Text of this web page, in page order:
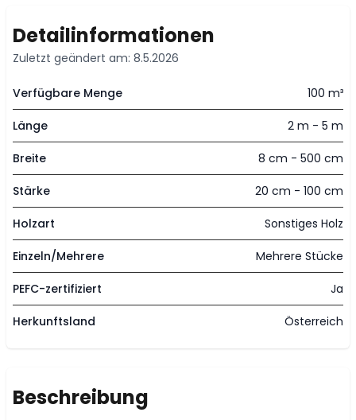
Detailinformationen
Zuletzt geändert am: 8.5.2026
Verfügbare Menge 100 m³
Länge 2 m - 5 m
Breite 8 cm - 500 cm
Stärke 20 cm - 100 cm
Holzart Sonstiges Holz
Einzeln/Mehrere Mehrere Stücke
PEFC-zertifiziert Ja
Herkunftsland Österreich
Beschreibung